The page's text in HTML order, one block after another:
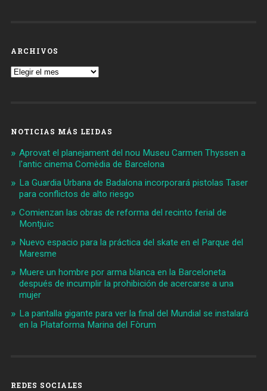
ARCHIVOS
Archivos
NOTICIAS MÁS LEIDAS
Aprovat el planejament del nou Museu Carmen Thyssen a
l'antic cinema Comèdia de Barcelona
La Guardia Urbana de Badalona incorporará pistolas Taser
para conflictos de alto riesgo
Comienzan las obras de reforma del recinto ferial de
Montjuïc
Nuevo espacio para la práctica del skate en el Parque del
Maresme
Muere un hombre por arma blanca en la Barceloneta
después de incumplir la prohibición de acercarse a una
mujer
La pantalla gigante para ver la final del Mundial se instalará
en la Plataforma Marina del Fòrum
REDES SOCIALES